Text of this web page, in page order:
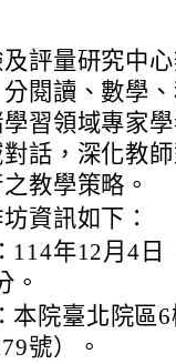
評量研究中
閱讀、數學
習領域專家
話，深化教
教學策略。
資訊如下：
114年12月4日
。
本院臺北院區
號）。